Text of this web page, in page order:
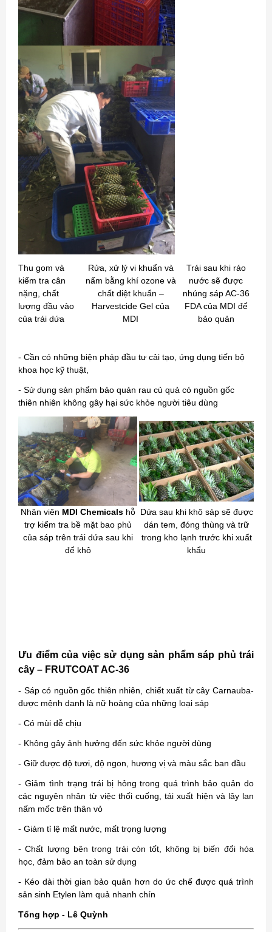
Thu gom và
kiểm tra cân
nặng, chất
lượng đầu vào
của trái dứa
Rửa, xử lý vi khuẩn và
nấm bằng khí ozone và
chất diệt khuẩn –
Harvestcide Gel của
MDI
Trái sau khi ráo
nước sẽ được
nhúng sáp AC-36
FDA của MDI để
bảo quản
- Cần có những biện pháp đầu tư cải tạo, ứng dụng tiến bộ
khoa học kỹ thuật,
- Sử dụng sản phẩm bảo quản rau củ quả có nguồn gốc
thiên nhiên không gây hại sức khỏe người tiêu dùng
Nhân viên MDI Chemicalshỗ
trợ kiểm tra bề mặt bao phủ
của sáp trên trái dứa sau khi
để khô
Dứa sau khi khô sáp sẽ được
dán tem, đóng thùng và trữ
trong kho lạnh trước khi xuất
khẩu
Ưu điểm của việc sử dụng sản phẩm sáp phủ trái
cây – FRUTCOAT AC-36
- Sáp có nguồn gốc thiên nhiên, chiết xuất từ cây Carnauba-
được mệnh danh là nữ hoàng của những loại sáp
- Có mùi dễ chịu
- Không gây ảnh hưởng đến sức khỏe người dùng
- Giữ được độ tươi, độ ngon, hương vị và màu sắc ban đầu
- Giảm tình trạng trái bị hỏng trong quá trình bảo quản do
các nguyên nhân từ việc thối cuống, tái xuất hiện và lây lan
nấm mốc trên thân vỏ
- Giảm tỉ lệ mất nước, mất trọng lượng
- Chất lượng bên trong trái còn tốt, không bị biến đổi hóa
học, đảm bảo an toàn sử dụng
- Kéo dài thời gian bảo quản hơn do ức chế được quá trình
sản sinh Etylen làm quả nhanh chín
Tổng hợp - Lê Quỳnh